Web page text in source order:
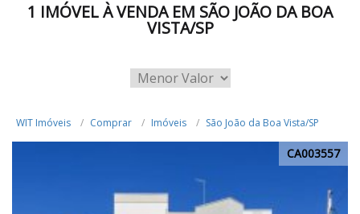
1 IMÓVEL À VENDA EM SÃO JOÃO DA BOA
VISTA/SP
WIT Imóveis Comprar Imóveis São João da Boa Vista/SP
CA003557